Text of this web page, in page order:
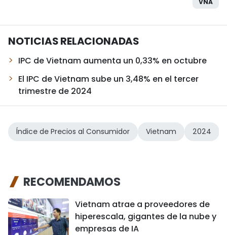
VNA
NOTICIAS RELACIONADAS
IPC de Vietnam aumenta un 0,33% en octubre
El IPC de Vietnam sube un 3,48% en el tercer
trimestre de 2024
Índice de Precios al Consumidor Vietnam 2024
RECOMENDAMOS
Vietnam atrae a proveedores de
hiperescala, gigantes de la nube y
empresas de IA